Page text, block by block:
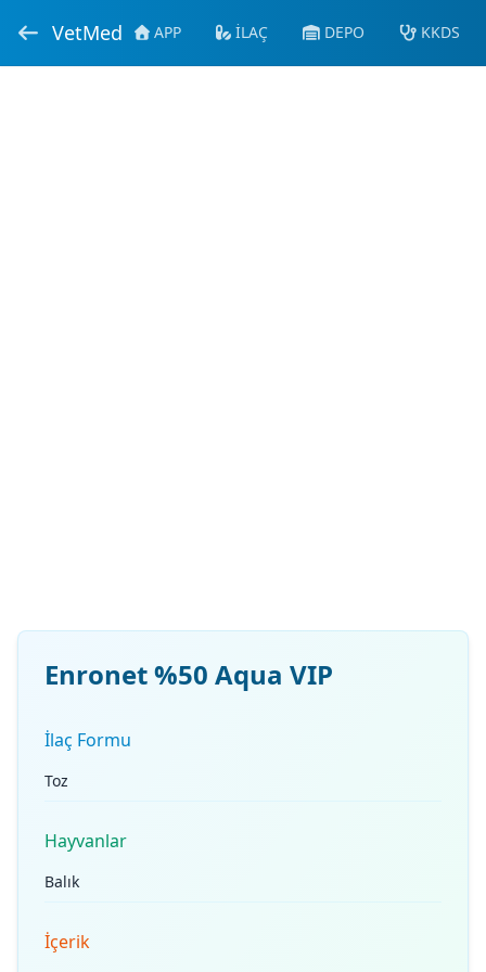
VetMed APP İLAÇ DEPO KKDS
Enronet %50 Aqua VIP
İlaç Formu
Toz
Hayvanlar
Balık
İçerik